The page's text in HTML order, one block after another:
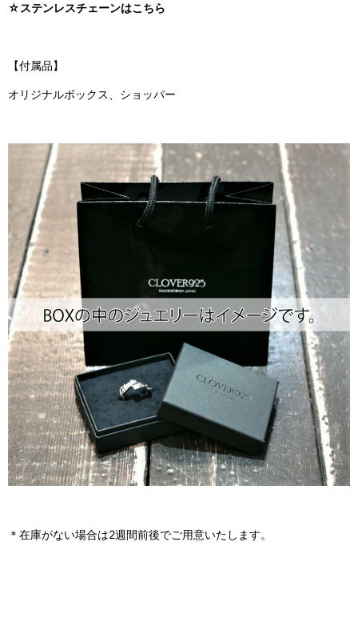
☆ステンレスチェーンはこちら
【付属品】
オリジナルボックス、ショッパー
＊在庫がない場合は2週間前後でご用意いたします。